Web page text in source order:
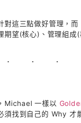
對這三點做好管理，
期望(核心)、管理組成
Michael 一樣以
須找到自己的 Why 才